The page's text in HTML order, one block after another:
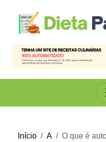
Início A O que é